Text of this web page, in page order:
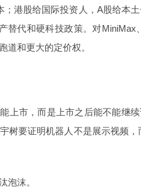
；港股给国际投资人，A股给本
替代和硬科技政策。对
道和更大的定价权。
上市，而是上市之后能不能继
树要证明机器人不是展示视频
泡沫。